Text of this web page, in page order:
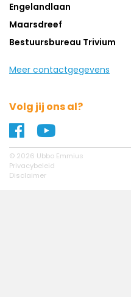
Engelandlaan
Maarsdreef
Bestuursbureau Trivium
Meer contactgegevens
Volg jij ons al?
Naar ons Facebook profiel
© 2026 Ubbo Emmius
Privacybeleid
Disclaimer